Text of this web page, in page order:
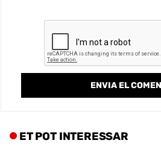
ET POT INTERESSAR